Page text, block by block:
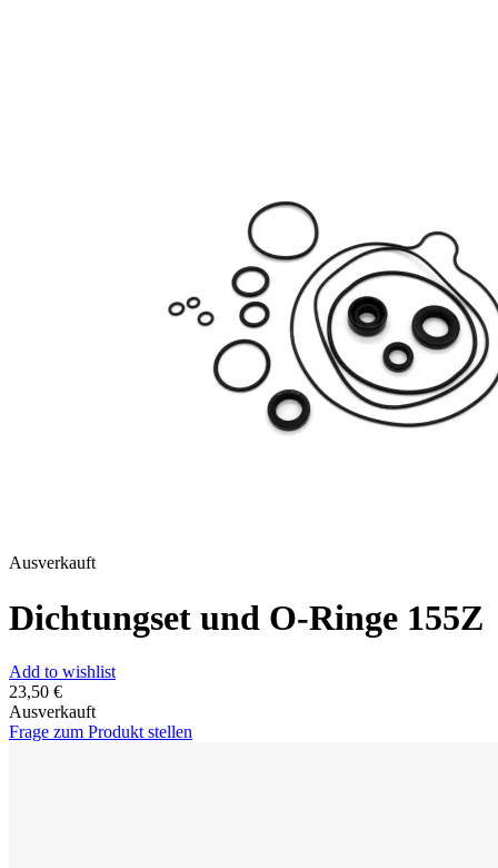
Ausverkauft
Dichtungset und O-Ringe 155Z
Add to wishlist
23,50 €
Ausverkauft
Frage zum Produkt stellen